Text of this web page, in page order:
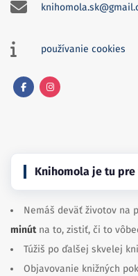
používanie cookies
Knihomola je tu
Nemáš deväť životov na
minútna to, zistiť, či to
Túžiš po ďalšej skvelej
Objavovanie knižných